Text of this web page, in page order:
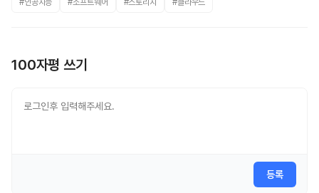
#인공지능 #소프트웨어 #스토리지 #클라우드
100자평 쓰기
등록